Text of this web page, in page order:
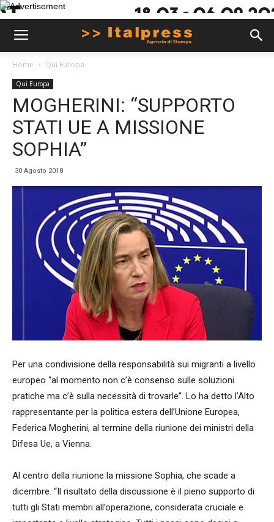
Home Qui Europa
Qui Europa
MOGHERINI: “SUPPORTO
STATI UE A MISSIONE
SOPHIA”
30 Agosto 2018
Per una condivisione della responsabilità sui migranti a livello
europeo “al momento non c’è consenso sulle soluzioni
pratiche ma c’è sulla necessità di trovarle”. Lo ha detto l’Alto
rappresentante per la politica estera dell’Unione Europea,
Federica Mogherini, al termine della riunione dei ministri della
Difesa Ue, a Vienna.
Al centro della riunione la missione Sophia, che scade a
dicembre. “Il risultato della discussione è il pieno supporto di
tutti gli Stati membri all’operazione, considerata cruciale e